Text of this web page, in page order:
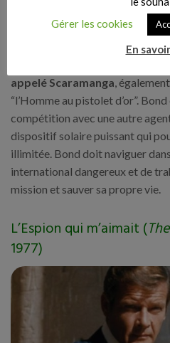
appelé Scaramanga,
“l’Homme au pistolet d’or”.
compétition avec une autre
dispositif solaire puissant qui
illimitée. Bond doit naviguer
international dangereux et de
mission et sauver sa propre vie.
L’Espion qui m’aimait (
1977)
Gérer les cookies
En